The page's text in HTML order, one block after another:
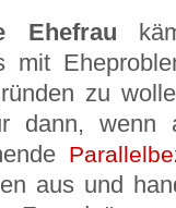
Ehefrau
mit
zu
dann,
aus und